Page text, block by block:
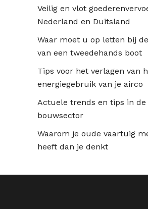
Veilig en vlot
Nederland en Duitsland
Waar moet u op letten bij
van een tweedehands boot
Tips voor het verlagen van
energiegebruik van je airco
Actuele trends en tips in de
bouwsector
Waarom je oude vaartuig
heeft dan je denkt